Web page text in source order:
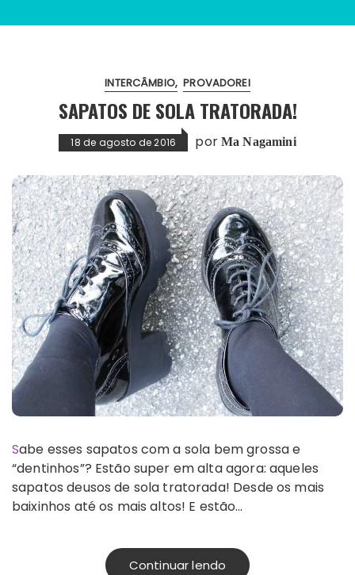
INTERCÂMBIO PROVADOREI
SAPATOS DE SOLA TRATORADA!
18 de agosto de 2016 porMa Nagamini
Sabe esses sapatos com a sola bem grossa e
“dentinhos”? Estão super em alta agora: aqueles
sapatos deusos de sola tratorada! Desde os mais
baixinhos até os mais altos! E estão…
Continuar lendo